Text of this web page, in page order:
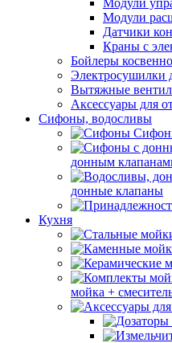
Модули
Модули
Датчики
Краны с
Бойлеры
Электросушилки
Вытяжные
Аксессуары для
Сифоны, водосливы
донным
донные клапаны
Кухня
мойка +